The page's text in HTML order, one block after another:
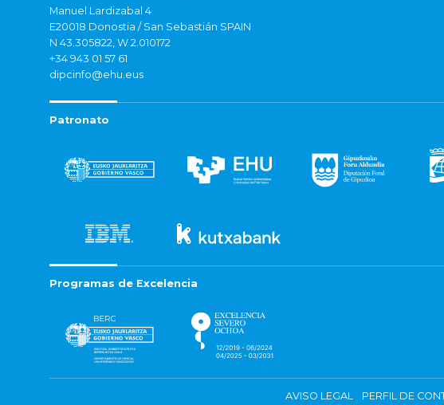
Manuel Lardizabal 4
E20018 Donostia / San Sebastián SPAIN
N 43.305822, W 2.010172
+34 943 01 57 61
dipcinfo@ehu.eus
Patronato
Programas de Excelencia
AVISO LEGAL PERFIL DE